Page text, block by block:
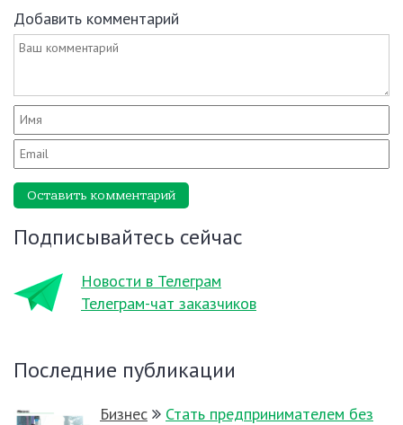
Добавить комментарий
Оставить комментарий
Подписывайтесь сейчас
Новости в Телеграм
Телеграм-чат заказчиков
Последние публикации
Бизнес
Стать предпринимателем без